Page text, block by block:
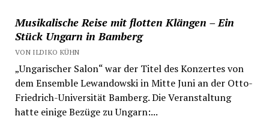
Musikalische Reise mit flotten Klängen – Ein
Stück Ungarn in Bamberg
VON ILDIKO KÜHN
„Ungarischer Salon“ war der Titel des Konzertes von
dem Ensemble Lewandowski in Mitte Juni an der Otto-
Friedrich-Universität Bamberg. Die Veranstaltung
hatte einige Bezüge zu Ungarn:...